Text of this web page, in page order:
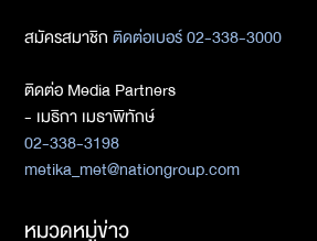
สมัครสมาชิกติดต่อเบอร์ 02-338-3000
ติดต่อ Media Partners
- เมธิกา เมธาพิทักษ์
02-338-3198
metika_met@nationgroup.com
หมวดหมู่ข่าว